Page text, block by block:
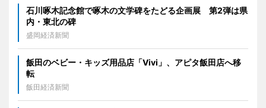
石川啄木記念館で啄木の文学碑をたどる企画展 第2弾は県
内・東北の碑
盛岡経済新聞
飯田のベビー・キッズ用品店「Vivi」、アピタ飯田店へ移
転
飯田経済新聞